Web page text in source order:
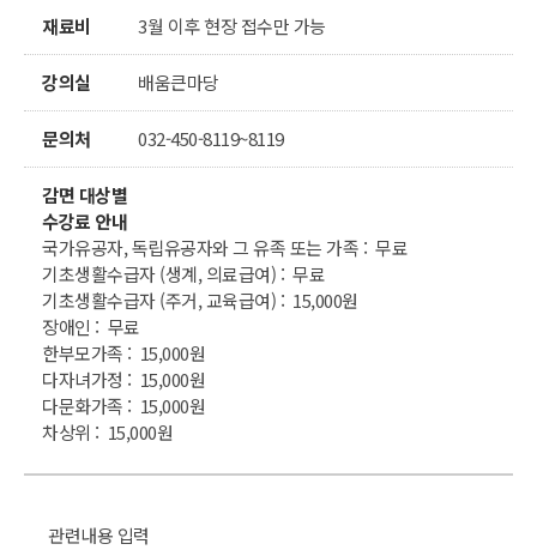
재료비 3월 이후 현장 접수만 가능
강의실 배움큰마당
문의처 032-450-8119~8119
감면 대상별
수강료 안내
국가유공자, 독립유공자와 그 유족 또는 가족 : 무료
기초생활수급자 (생계, 의료급여) : 무료
기초생활수급자 (주거, 교육급여) : 15,000원
장애인 : 무료
한부모가족 : 15,000원
다자녀가정 : 15,000원
다문화가족 : 15,000원
차상위 : 15,000원
관련내용 입력